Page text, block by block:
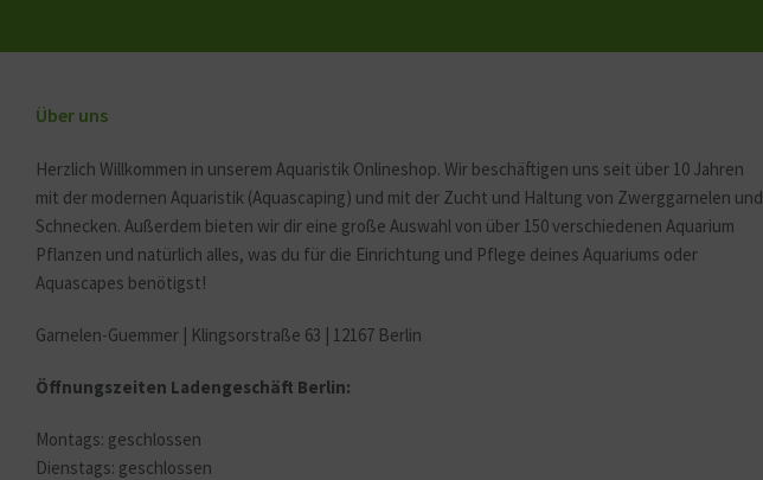
Über uns
Herzlich Willkommen in unserem Aquaristik Onlineshop. Wir beschäftigen uns seit über 10 Jahren
mit der modernen Aquaristik (Aquascaping) und mit der Zucht und Haltung von Zwerggarnelen und
Schnecken. Außerdem bieten wir dir eine große Auswahl von über 150 verschiedenen Aquarium
Pflanzen und natürlich alles, was du für die Einrichtung und Pflege deines Aquariums oder
Aquascapes benötigst!
Garnelen-Guemmer | Klingsorstraße 63 | 12167 Berlin
Öffnungszeiten Ladengeschäft Berlin:
Montags: geschlossen
Dienstags: geschlossen